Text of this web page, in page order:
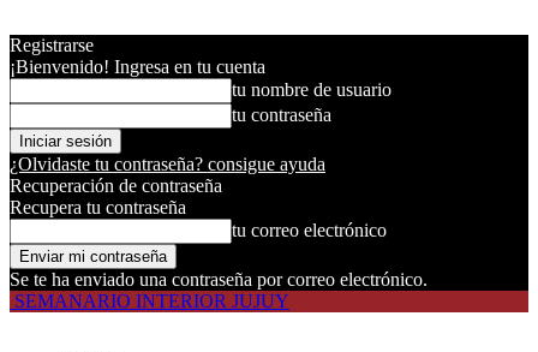
Registrarse
¡Bienvenido! Ingresa en tu cuenta
tu nombre de usuario
tu contraseña
¿Olvidaste tu contraseña? consigue ayuda
Recuperación de contraseña
Recupera tu contraseña
tu correo electrónico
Se te ha enviado una contraseña por correo electrónico.
SEMANARIO INTERIOR JUJUY